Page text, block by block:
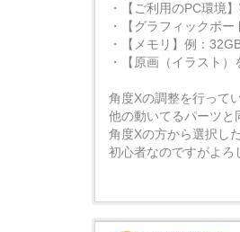
・【ご利用のPC環境
・【グラフィックボ
・【メモリ】例：
・【原画（イラスト
角度Xの調整を行って
他の動いてるパーツと
角度Xの方から選択し
初心者なのですがよろ